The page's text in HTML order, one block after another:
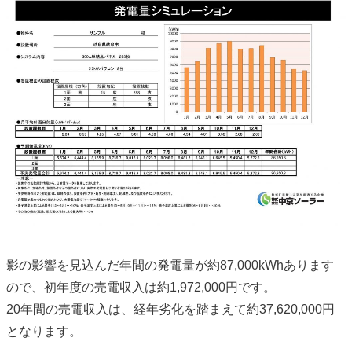
影の影響を見込んだ年間の発電量が約87,000kWhあります
ので、初年度の売電収入は約1,972,000円です。
20年間の売電収入は、経年劣化を踏まえて約37,620,000円
となります。